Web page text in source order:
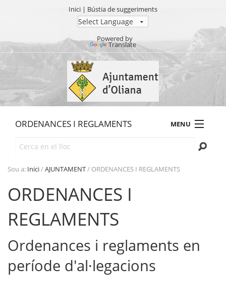
Inici | Bústia de suggeriments
Powered by
Translate
contingut.
Salta
ORDENANCES I REGLAMENTS MENU
AJUNTAMENT
SEU ELECTRÒNICA
TRANSPARÈNCIA
Sou a: Inici/AJUNTAMENT/ ORDENANCES I REGLAMENTS
ORDENANCES I
REGLAMENTS
Ordenances i reglaments en
període d'al·legacions